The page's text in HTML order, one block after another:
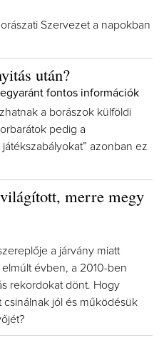
Szervezet a napokban
után?
fontos információk
a borászok külföldi
pedig a
azonban ez
merre megy
a járvány miatt
évben, a 2010-ben
rekordokat dönt. Hogy
jól és működésük